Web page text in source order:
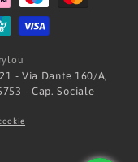
- Via Dante 160/A,
- Cap. Sociale